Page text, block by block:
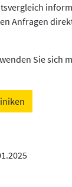
Anfragen
Sie sich